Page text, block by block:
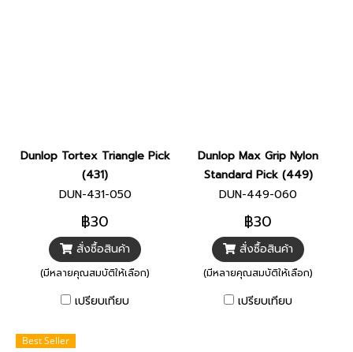
Dunlop Tortex Triangle Pick
(431)
DUN-431-050
฿30
สั่งซื้อสินค้า
(มีหลายคุณสมบัติให้เลือก)
เปรียบเทียบ
Dunlop Max Grip Nylon
Standard Pick (449)
DUN-449-060
฿30
สั่งซื้อสินค้า
(มีหลายคุณสมบัติให้เลือก)
เปรียบเทียบ
Best Seller